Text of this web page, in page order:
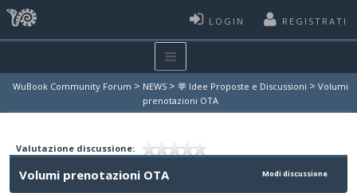
LOGIN REGISTRATI
WuBook Community Forum > NEWS > 💬 Idee Proposte e Discussioni > Volumi
prenotazioni OTA
Valutazione discussione:
Modi discussione
Volumi prenotazioni OTA